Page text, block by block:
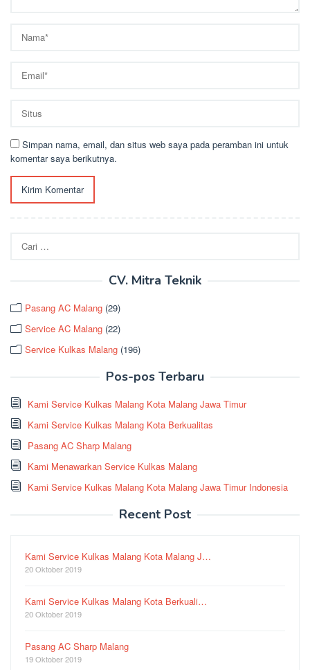
Simpan nama, email, dan situs web saya pada peramban ini untuk
komentar saya berikutnya.
untuk:
CV. Mitra Teknik
Pasang AC Malang (29)
Service AC Malang (22)
Service Kulkas Malang (196)
Pos-pos Terbaru
Kami Service Kulkas Malang Kota Malang Jawa Timur
Kami Service Kulkas Malang Kota Berkualitas
Pasang AC Sharp Malang
Kami Menawarkan Service Kulkas Malang
Kami Service Kulkas Malang Kota Malang Jawa Timur Indonesia
Recent Post
Kami Service Kulkas Malang Kota Malang J…
20 Oktober 2019
Kami Service Kulkas Malang Kota Berkuali…
20 Oktober 2019
Pasang AC Sharp Malang
19 Oktober 2019